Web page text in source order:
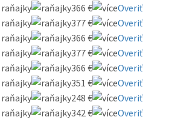
366 €
Overiť
377 €
Overiť
366 €
Overiť
377 €
Overiť
366 €
Overiť
351 €
Overiť
248 €
Overiť
342 €
Overiť